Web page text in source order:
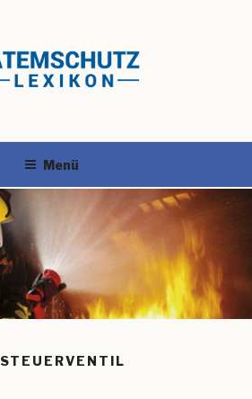
Menü
STEUERVENTIL